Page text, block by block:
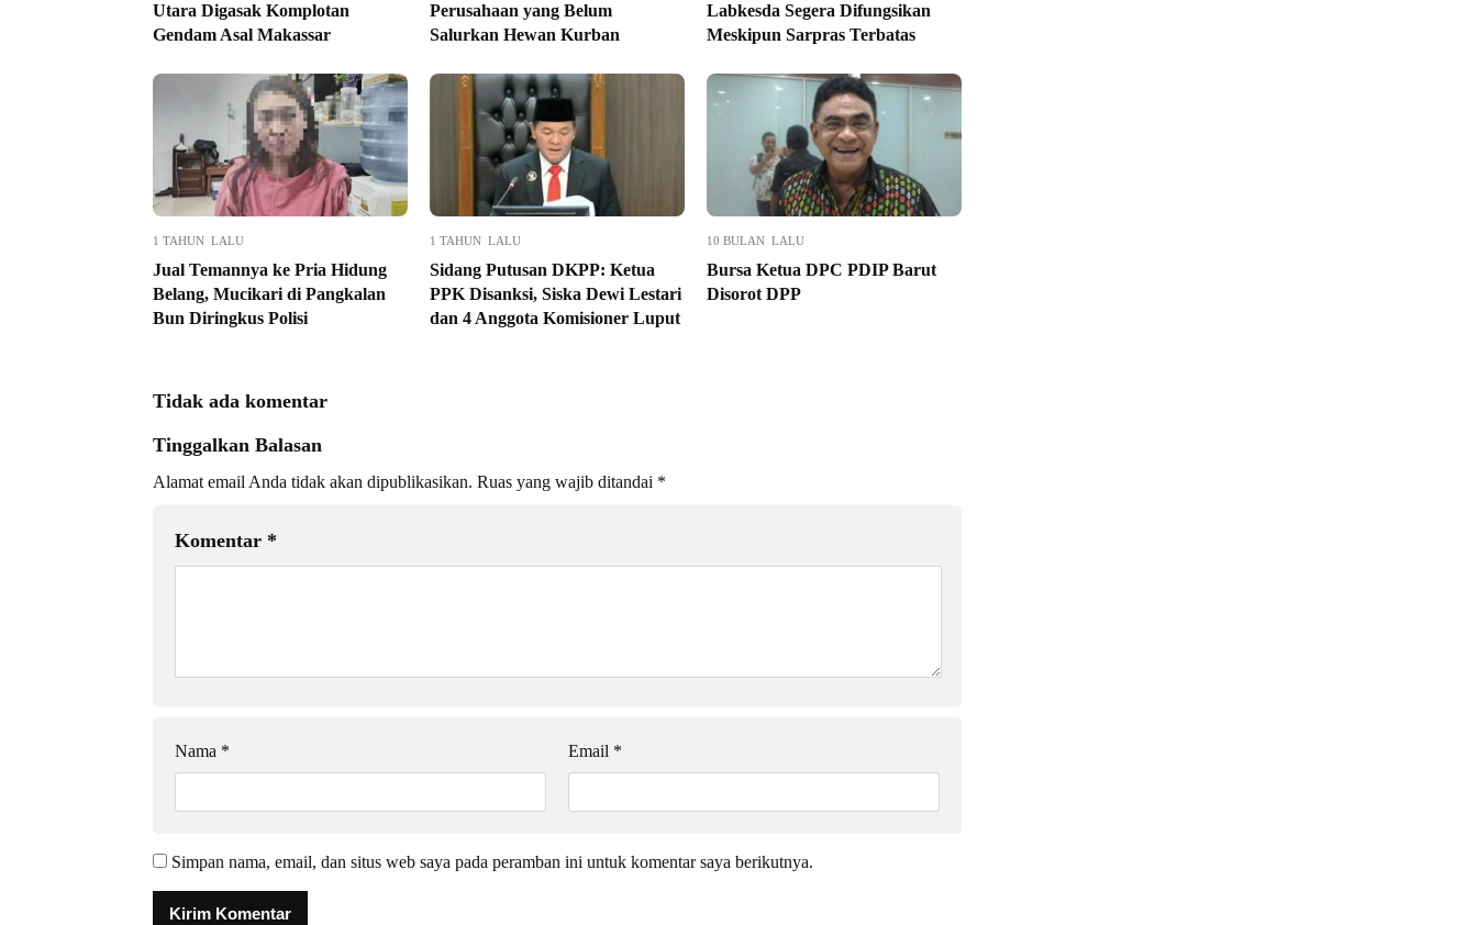
Utara Digasak Komplotan
Gendam Asal Makassar
Perusahaan yang Belum
Salurkan Hewan Kurban
Labkesda Segera Difungsikan
Meskipun Sarpras Terbatas
1 TAHUN LALU
Jual Temannya ke Pria Hidung
Belang, Mucikari di Pangkalan
Bun Diringkus Polisi
1 TAHUN LALU
Sidang Putusan DKPP: Ketua
PPK Disanksi, Siska Dewi Lestari
dan 4 Anggota Komisioner Luput
10 BULAN LALU
Bursa Ketua DPC PDIP Barut
Disorot DPP
Tidak ada komentar
Tinggalkan Balasan
Alamat email Anda tidak akan dipublikasikan. Ruas yang wajib ditandai *
Komentar *
Nama * Email *
Simpan nama, email, dan situs web saya pada peramban ini untuk komentar saya berikutnya.